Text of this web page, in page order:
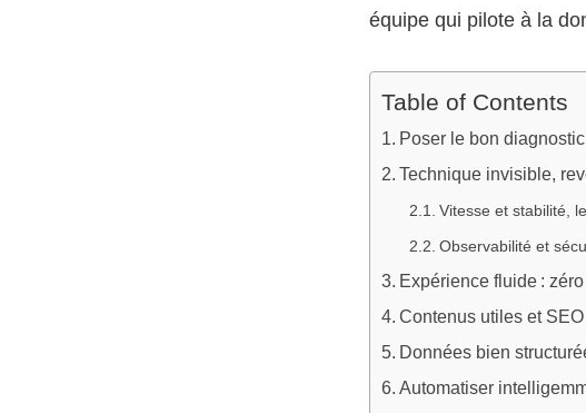
équipe qui pilote à la
Table of Contents
Poser le bon
Technique invisible,
Vitesse et stabilité,
Observabilité et
Expérience fluide :
Contenus utiles et
Données bien
Automatiser